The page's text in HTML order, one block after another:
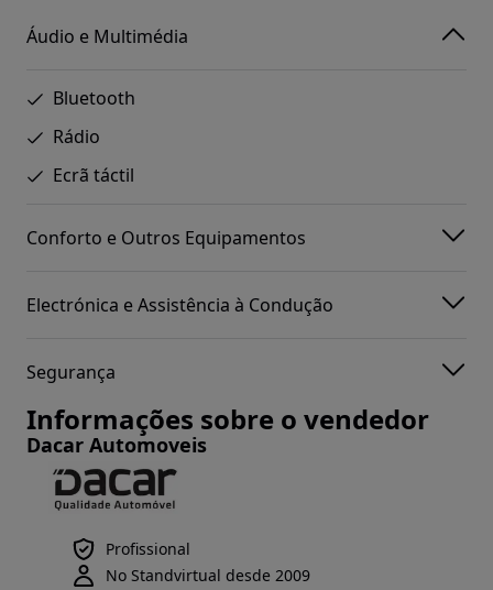
Áudio e Multimédia
Bluetooth
Rádio
Ecrã táctil
Conforto e Outros Equipamentos
Electrónica e Assistência à Condução
Segurança
Informações sobre o vendedor
Dacar Automoveis
Profissional
No Standvirtual desde 2009